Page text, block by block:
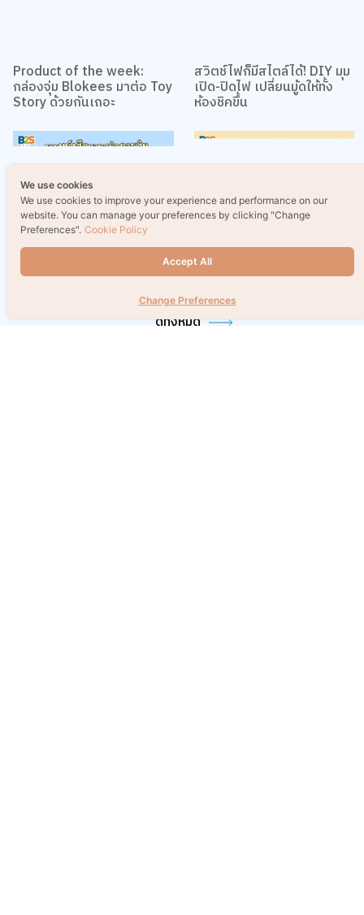
Product of the week:
กล่องจุ่ม Blokees มาต่อ Toy
Story ด้วยกันเถอะ
สวิตช์ไฟก็มีสไตล์ได้! DIY มุม
เปิด-ปิดไฟ เปลี่ยนมู้ดให้ทั้ง
ห้องชิคขึ้น
รวมหนังสือบวกสกิลการเงิน
ฉบับคนรุ่นใหม่ เรียกเงินเข้าได้
อ่านมาราธอนแค่ไหน ก็ไม่ล้า
เลือกท่านั่งและแว่นให้ถูก
ดูทั้งหมด
We use cookies
We use cookies to improve your experience and performance on our
website. You can manage your preferences by clicking "Change
Preferences". Cookie Policy
Accept All
Change Preferences